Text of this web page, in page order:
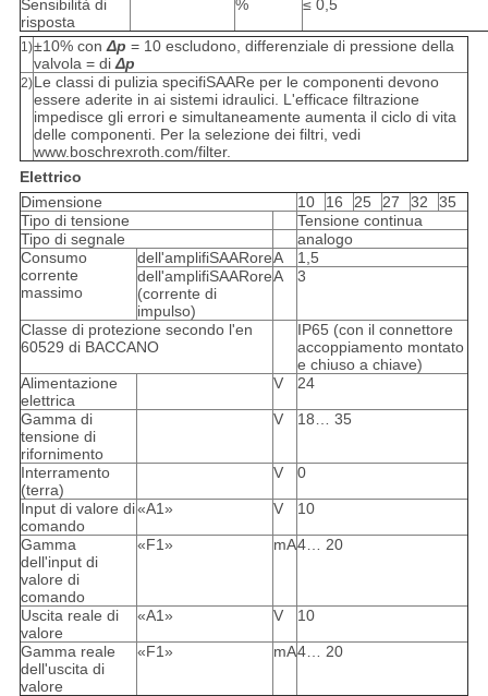
Sensibilità di
risposta
% ≤ 0,5
1)±10% con Δp = 10 escludono, differenziale di pressione della
valvola = di Δp
2)Le classi di pulizia specifiSAARe per le componenti devono
essere aderite in ai sistemi idraulici. L'efficace filtrazione
impedisce gli errori e simultaneamente aumenta il ciclo di vita
delle componenti. Per la selezione dei filtri, vedi
www.boschrexroth.com/filter.
Elettrico
Dimensione
10 16 25 27 32
35
Tipo di tensione
Tensione continua
Tipo di segnale
analogo
Consumo
corrente
massimo
dell'amplifiSAARoreA
1,5
dell'amplifiSAARore
(corrente di
impulso)
A 3
Classe di protezione secondo l'en
60529 di BACCANO
IP65 (con il connettore
accoppiamento montato
e chiuso a chiave)
Alimentazione
elettrica
V 24
Gamma di
tensione di
rifornimento
V 18… 35
Interramento
(terra)
V 0
Input di valore di
comando
«A1» V 10
Gamma
dell'input di
valore di
comando
«F1» mA4… 20
Uscita reale di
valore
«A1» V 10
Gamma reale
dell'uscita di
valore
«F1» mA4… 20